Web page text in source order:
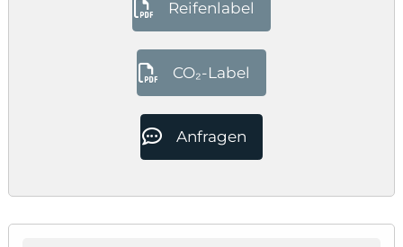
Reifenlabel
CO₂-Label
Anfragen